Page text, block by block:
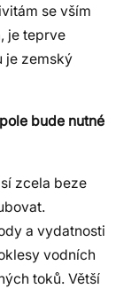
se vším
je teprve
je zemský
bude nutné
zcela beze
a vydatnosti
vodních
toků. Větší